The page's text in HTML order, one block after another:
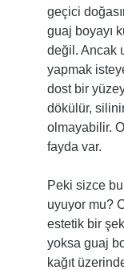
geçici
guaj boyayı
değil. Ancak
yapmak
dost bir
dökülür,
olmayabilir.
fayda var.
Peki sizce
uyuyor mu?
estetik bir
yoksa guaj
kağıt